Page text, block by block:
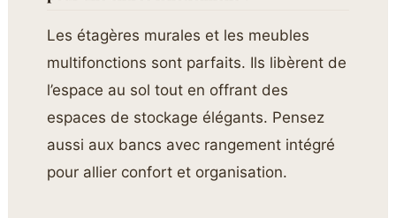
Les étagères murales et les meubles
multifonctions sont parfaits. Ils libèrent de
l’espace au sol tout en offrant des
espaces de stockage élégants. Pensez
aussi aux bancs avec rangement intégré
pour allier confort et organisation.